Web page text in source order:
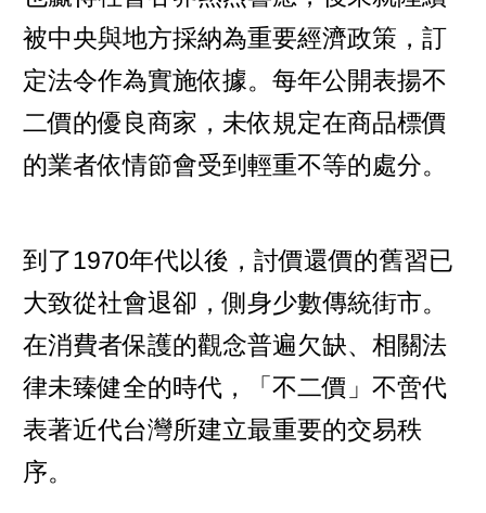
被中央與地方採納為重要經濟政策，訂
定法令作為實施依據。每年公開表揚不
二價的優良商家，未依規定在商品標價
的業者依情節會受到輕重不等的處分。
到了1970年代以後，討價還價的舊習已
大致從社會退卻，側身少數傳統街市。
在消費者保護的觀念普遍欠缺、相關法
律未臻健全的時代，「不二價」不啻代
表著近代台灣所建立最重要的交易秩
序。